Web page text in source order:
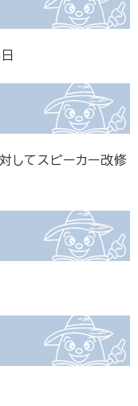
してスピーカー改修